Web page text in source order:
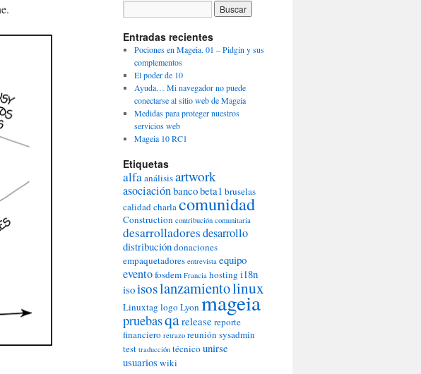
Entradas recientes
Pociones en Mageia. 01 – Pidgin y sus
complementos
El poder de 10
Ayuda… Mi navegador no puede
conectarse al sitio web de Mageia
Medidas para proteger nuestros
servicios web
Mageia 10 RC1
Etiquetas
alfaanálisisartwork
asociaciónbancobeta1 bruselas
calidadcharlacomunidad
Construction contribución comunitaria
desarrolladoresdesarrollo
distribucióndonaciones
empaquetadores entrevista equipo
eventofosdem Francia hosting i18n
isoisoslanzamientolinux
Linuxtag logoLyonmageia
pruebasqareleasereporte
financiero retrazo reuniónsysadmin
test traducción técnicounirse
usuarios wiki